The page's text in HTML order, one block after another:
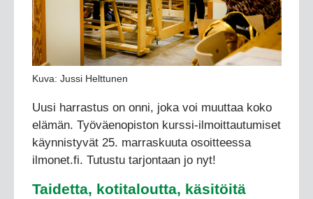
Kuva: Jussi Helttunen
Uusi harrastus on onni, joka voi muuttaa koko
elämän. Työväenopiston kurssi-ilmoittautumiset
käynnistyvät 25. marraskuuta osoitteessa
ilmonet.fi. Tutustu tarjontaan jo nyt!
Taidetta, kotitaloutta, käsitöitä